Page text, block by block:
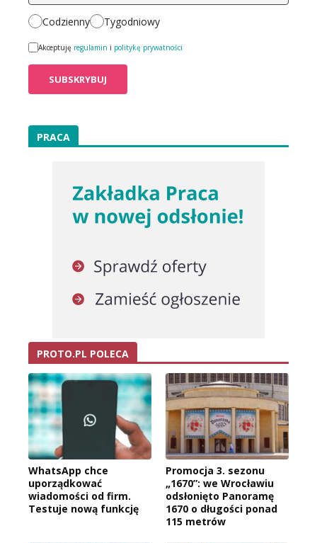
Codzienny Tygodniowy
Akceptuję regulamin i politykę prywatności
PRACA
PROTO.PL POLECA
WhatsApp chce
uporządkować
wiadomości od firm.
Testuje nową funkcję
Promocja 3. sezonu
„1670”: we Wrocławiu
odsłonięto Panoramę
1670 o długości ponad
115 metrów